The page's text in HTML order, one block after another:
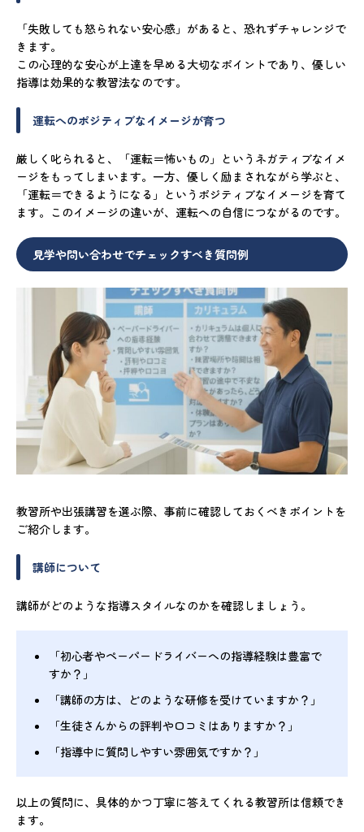
「失敗しても怒られない安心感」があると、恐れずチャレンジで
きます。
この心理的な安心が上達を早める大切なポイントであり、優しい
指導は効果的な教習法なのです。
運転へのポジティブなイメージが育つ
厳しく叱られると、「運転＝怖いもの」というネガティブなイメ
ージをもってしまいます。一方、優しく励まされながら学ぶと、
「運転＝できるようになる」というポジティブなイメージを育て
ます。このイメージの違いが、運転への自信につながるのです。
見学や問い合わせでチェックすべき質問例
教習所や出張講習を選ぶ際、事前に確認しておくべきポイントを
ご紹介します。
講師について
講師がどのような指導スタイルなのかを確認しましょう。
「初心者やペーパードライバーへの指導経験は豊富で
すか？」
「講師の方は、どのような研修を受けていますか？」
「生徒さんからの評判や口コミはありますか？」
「指導中に質問しやすい雰囲気ですか？」
以上の質問に、具体的かつ丁寧に答えてくれる教習所は信頼でき
ます。